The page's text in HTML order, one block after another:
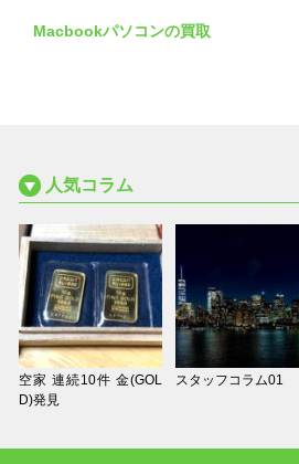
Macbookパソコンの買取
人気コラム
空家 連続10件 金(GOL
D)発見
スタッフコラム01